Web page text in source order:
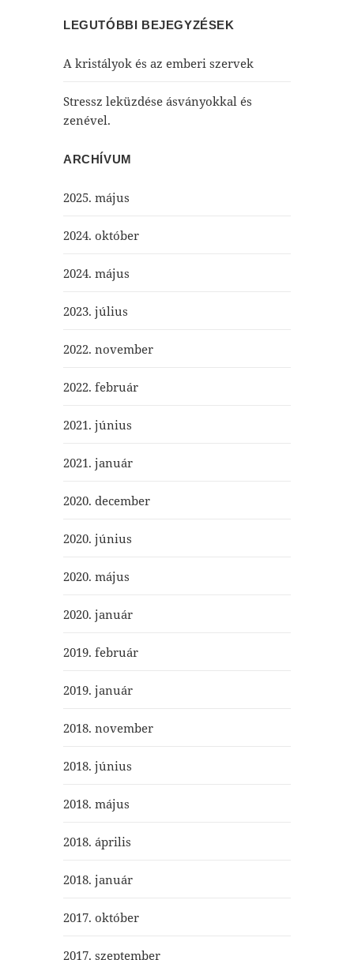
LEGUTÓBBI BEJEGYZÉSEK
A kristályok és az emberi szervek
Stressz leküzdése ásványokkal és
zenével.
ARCHÍVUM
2025. május
2024. október
2024. május
2023. július
2022. november
2022. február
2021. június
2021. január
2020. december
2020. június
2020. május
2020. január
2019. február
2019. január
2018. november
2018. június
2018. május
2018. április
2018. január
2017. október
2017. szeptember